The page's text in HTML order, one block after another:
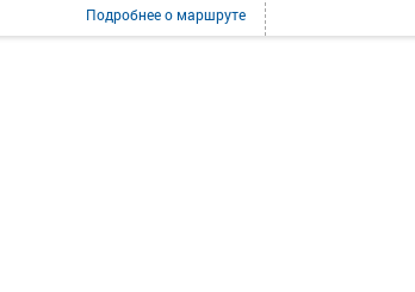
Подробнеео маршруте